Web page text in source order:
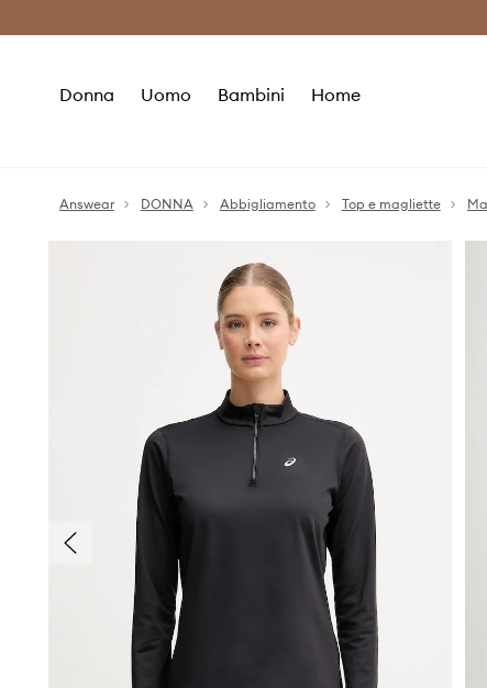
Risparmia
Donna Uomo Bambini Home
Answear DONNA Abbigliamento Top e magliette